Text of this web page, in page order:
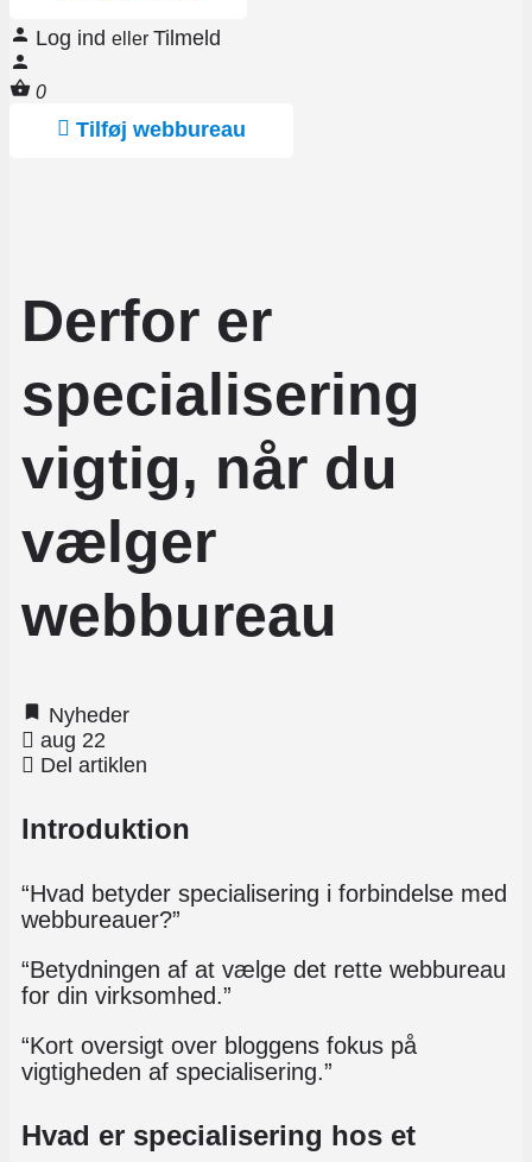
Log ind eller Tilmeld
0
Tilføj webbureau
Derfor er
specialisering
vigtig, når du
vælger
webbureau
Nyheder
aug 22
Del artiklen
Introduktion
“Hvad betyder specialisering i forbindelse med
webbureauer?”
“Betydningen af at vælge det rette webbureau
for din virksomhed.”
“Kort oversigt over bloggens fokus på
vigtigheden af specialisering.”
Hvad er specialisering hos et